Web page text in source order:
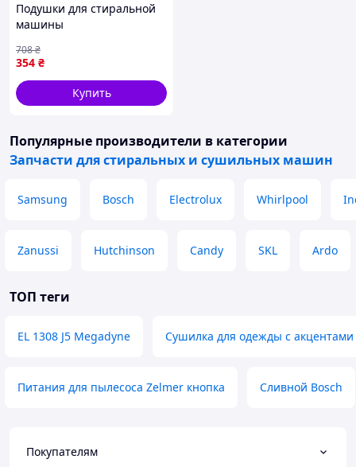
Подушки для стиральной
машины
Антивибрационные
подставки для стиральных
машин, FBK
354 ₴
708₴
Купить
Популярные производители в категории
Запчасти для стиральных и сушильных машин
Samsung Bosch Electrolux Whirlpool
Zanussi Hutchinson Candy SKL Ardo
ТОП теги
EL 1308 J5 Megadyne Сушилка для одежды с акцентами
Питания для пылесоса Zelmer кнопка Сливной Bosch
Покупателям